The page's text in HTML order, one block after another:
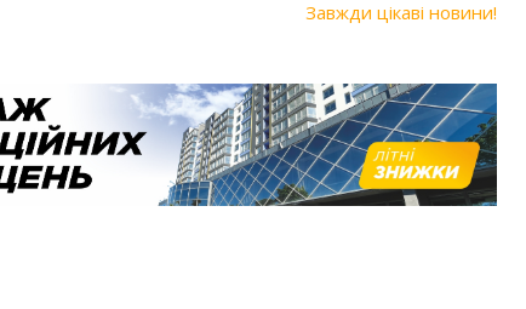
Завжди цікаві новини!